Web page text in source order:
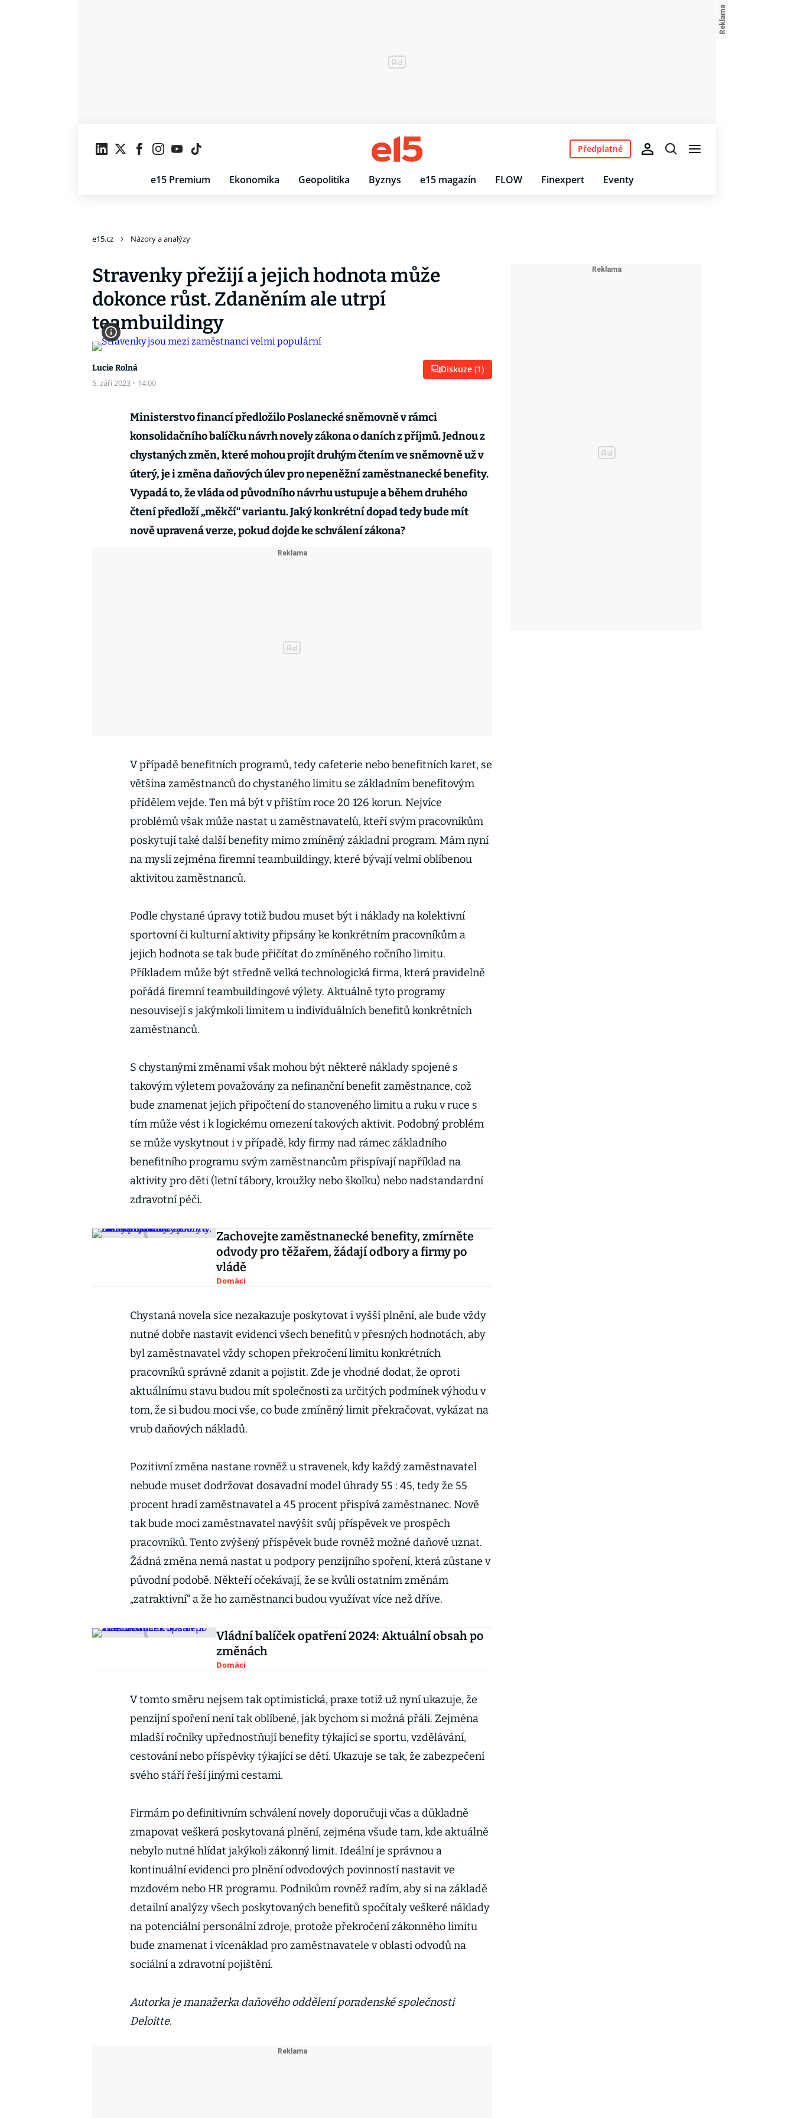
e15 Premium Ekonomika Geopolitika Byznys e15 magazín FLOW Finexpert Eventy
Předplatné
e15.cz Názory a analýzy
Stravenky přežijí a jejich hodnota může
dokonce růst. Zdaněním ale utrpí
teambuildingy
Lucie Rolná
5. září 2023 · 14:00
Diskuze (1)
Ministerstvo financí předložilo Poslanecké sněmovně v rámci
konsolidačního balíčku návrh novely zákona o daních z příjmů. Jednou z
chystaných změn, které mohou projít druhým čtením ve sněmovně už v
úterý, je i změna daňových úlev pro nepeněžní zaměstnanecké benefity.
Vypadá to, že vláda od původního návrhu ustupuje a během druhého
čtení předloží „měkčí“ variantu. Jaký konkrétní dopad tedy bude mít
nově upravená verze, pokud dojde ke schválení zákona?
V případě benefitních programů, tedy cafeterie nebo benefitních karet, se
většina zaměstnanců do chystaného limitu se základním benefitovým
přídělem vejde. Ten má být v příštím roce 20 126 korun. Nejvíce
problémů však může nastat u zaměstnavatelů, kteří svým pracovníkům
poskytují také další benefity mimo zmíněný základní program. Mám nyní
na mysli zejména firemní teambuildingy, které bývají velmi oblíbenou
aktivitou zaměstnanců.
Podle chystané úpravy totiž budou muset být i náklady na kolektivní
sportovní či kulturní aktivity připsány ke konkrétním pracovníkům a
jejich hodnota se tak bude přičítat do zmíněného ročního limitu.
Příkladem může být středně velká technologická firma, která pravidelně
pořádá firemní teambuildingové výlety. Aktuálně tyto programy
nesouvisejí s jakýmkoli limitem u individuálních benefitů konkrétních
zaměstnanců.
S chystanými změnami však mohou být některé náklady spojené s
takovým výletem považovány za nefinanční benefit zaměstnance, což
bude znamenat jejich připočtení do stanoveného limitu a ruku v ruce s
tím může vést i k logickému omezení takových aktivit. Podobný problém
se může vyskytnout i v případě, kdy firmy nad rámec základního
benefitního programu svým zaměstnancům přispívají například na
aktivity pro děti (letní tábory, kroužky nebo školku) nebo nadstandardní
zdravotní péči.
Zachovejte zaměstnanecké benefity, zmírněte
odvody pro těžařem, žádají odbory a firmy po
vládě
Domácí
Chystaná novela sice nezakazuje poskytovat i vyšší plnění, ale bude vždy
nutné dobře nastavit evidenci všech benefitů v přesných hodnotách, aby
byl zaměstnavatel vždy schopen překročení limitu konkrétních
pracovníků správně zdanit a pojistit. Zde je vhodné dodat, že oproti
aktuálnímu stavu budou mít společnosti za určitých podmínek výhodu v
tom, že si budou moci vše, co bude zmíněný limit překračovat, vykázat na
vrub daňových nákladů.
Pozitivní změna nastane rovněž u stravenek, kdy každý zaměstnavatel
nebude muset dodržovat dosavadní model úhrady 55 : 45, tedy že 55
procent hradí zaměstnavatel a 45 procent přispívá zaměstnanec. Nově
tak bude moci zaměstnavatel navýšit svůj příspěvek ve prospěch
pracovníků. Tento zvýšený příspěvek bude rovněž možné daňově uznat.
Žádná změna nemá nastat u podpory penzijního spoření, která zůstane v
původní podobě. Někteří očekávají, že se kvůli ostatním změnám
„zatraktivní“ a že ho zaměstnanci budou využívat více než dříve.
Vládní balíček opatření 2024: Aktuální obsah po
změnách
Domácí
V tomto směru nejsem tak optimistická, praxe totiž už nyní ukazuje, že
penzijní spoření není tak oblíbené, jak bychom si možná přáli. Zejména
mladší ročníky upřednostňují benefity týkající se sportu, vzdělávání,
cestování nebo příspěvky týkající se dětí. Ukazuje se tak, že zabezpečení
svého stáří řeší jinými cestami.
Firmám po definitivním schválení novely doporučuji včas a důkladně
zmapovat veškerá poskytovaná plnění, zejména všude tam, kde aktuálně
nebylo nutné hlídat jakýkoli zákonný limit. Ideální je správnou a
kontinuální evidenci pro plnění odvodových povinností nastavit ve
mzdovém nebo HR programu. Podnikům rovněž radím, aby si na základě
detailní analýzy všech poskytovaných benefitů spočítaly veškeré náklady
na potenciální personální zdroje, protože překročení zákonného limitu
bude znamenat i vícenáklad pro zaměstnavatele v oblasti odvodů na
sociální a zdravotní pojištění.
Autorka je manažerka daňového oddělení poradenské společnosti
Deloitte.